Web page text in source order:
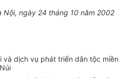
Nội, ngày 24 tháng 10 năm 2002
và dịch vụ phát triển dân tộc miền
Núi